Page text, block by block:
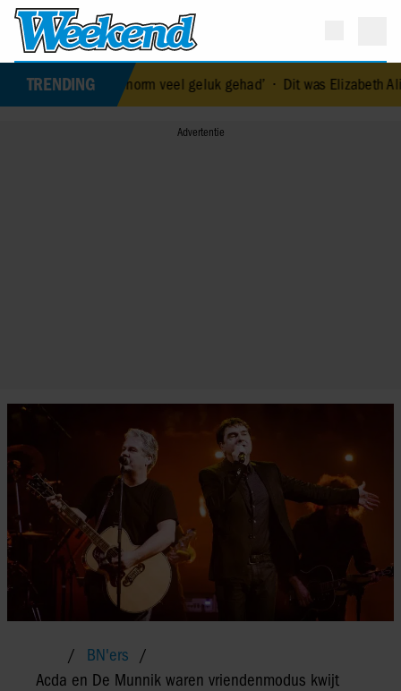
TRENDING
hebben enorm veel geluk gehad’•Dit was Elizabeth Alice Wise,
BN'ers
Acda en De Munnik waren vriendenmodus kwijt